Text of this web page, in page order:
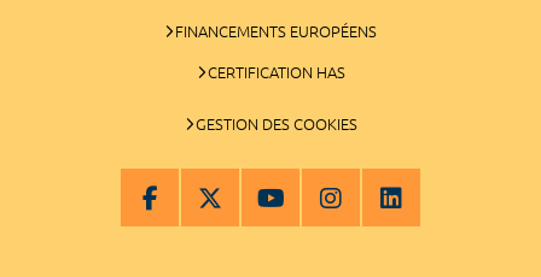
FINANCEMENTS EUROPÉENS
CERTIFICATION HAS
GESTION DES COOKIES